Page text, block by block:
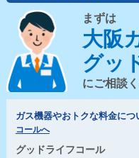
まずは
大阪
グッ
にご相談
ガス機器やおトクな料金に
コールへ
グッドライフコール